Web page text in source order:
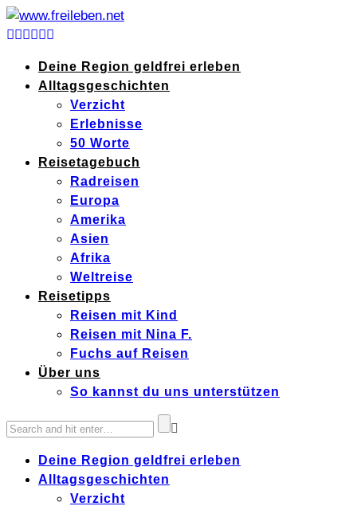
Deine Region geldfrei erleben
Alltagsgeschichten
Verzicht
Erlebnisse
50 Worte
Reisetagebuch
Radreisen
Europa
Amerika
Asien
Afrika
Weltreise
Reisetipps
Reisen mit Kind
Reisen mit Nina F.
Fuchs auf Reisen
Über uns
So kannst du uns unterstützen
Deine Region geldfrei erleben
Alltagsgeschichten
Verzicht